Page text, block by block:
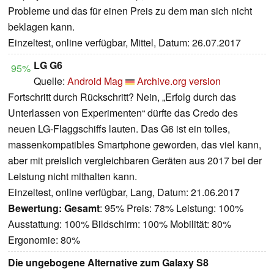
Probleme und das für einen Preis zu dem man sich nicht
beklagen kann.
Einzeltest, online verfügbar, Mittel, Datum: 26.07.2017
95% LG G6
Quelle: Android Mag
Archive.org version
Fortschritt durch Rückschritt? Nein, „Erfolg durch das
Unterlassen von Experimenten“ dürfte das Credo des
neuen LG-Flaggschiffs lauten. Das G6 ist ein tolles,
massenkompatibles Smartphone geworden, das viel kann,
aber mit preislich vergleichbaren Geräten aus 2017 bei der
Leistung nicht mithalten kann.
Einzeltest, online verfügbar, Lang, Datum: 21.06.2017
Bewertung: Gesamt: 95% Preis: 78% Leistung: 100%
Ausstattung: 100% Bildschirm: 100% Mobilität: 80%
Ergonomie: 80%
Die ungebogene Alternative zum Galaxy S8